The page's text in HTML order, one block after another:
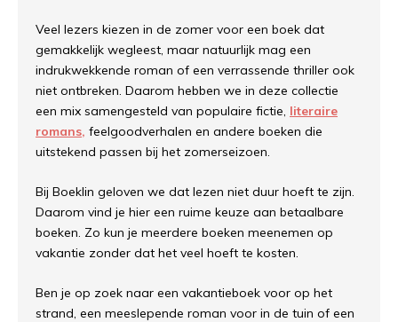
Veel lezers kiezen in de zomer voor een boek dat
gemakkelijk wegleest, maar natuurlijk mag een
indrukwekkende roman of een verrassende thriller ook
niet ontbreken. Daarom hebben we in deze collectie
een mix samengesteld van populaire fictie, literaire
romans, feelgoodverhalen en andere boeken die
uitstekend passen bij het zomerseizoen.
Bij Boeklin geloven we dat lezen niet duur hoeft te zijn.
Daarom vind je hier een ruime keuze aan betaalbare
boeken. Zo kun je meerdere boeken meenemen op
vakantie zonder dat het veel hoeft te kosten.
Ben je op zoek naar een vakantieboek voor op het
strand, een meeslepende roman voor in de tuin of een